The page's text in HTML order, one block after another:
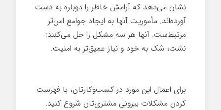
نشان می‌دهد که آرامش خاطر را دوباره به دست
آورده‌اند. مأموریت آنها به ایجاد جوامع امن‌تر
مرتبط‌ست. آنها هر سه مشکل را حل می‌کنند:
نشت، شک به خود و نیاز عمیق‌تر به امنیت.
برای اعمال این مورد در کسب‌وکارتان، با فهرست
کردن مشکلات بیرونی مشتری‌تان شروع کنید.